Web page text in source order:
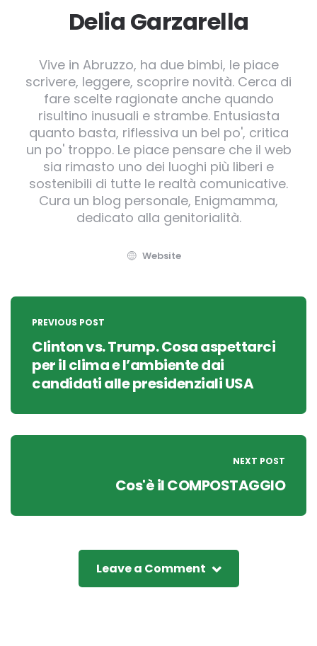
Delia Garzarella
Vive in Abruzzo, ha due bimbi, le piace
scrivere, leggere, scoprire novità. Cerca di
fare scelte ragionate anche quando
risultino inusuali e strambe. Entusiasta
quanto basta, riflessiva un bel po', critica
un po' troppo. Le piace pensare che il web
sia rimasto uno dei luoghi più liberi e
sostenibili di tutte le realtà comunicative.
Cura un blog personale, Enigmamma,
dedicato alla genitorialità.
Website
Post
navigation
PREVIOUS POST
Clinton vs. Trump. Cosa aspettarci
per il clima e l’ambiente dai
candidati alle presidenziali USA
NEXT POST
Cos'è il COMPOSTAGGIO
Leave a Comment